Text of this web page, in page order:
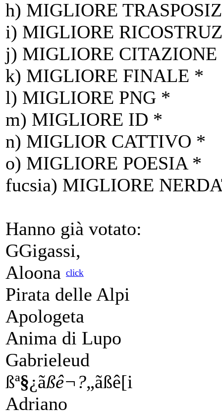
h) MIGLIORE
i) MIGLIORE
j) MIGLIORE
k) MIGLIORE FINALE *
l) MIGLIORE PNG *
m) MIGLIORE ID *
n) MIGLIOR CATTIVO *
o) MIGLIORE POESIA *
fucsia) MIGLIORE
Hanno già votato:
GGigassi,
Aloona click
Pirata delle Alpi
Apologeta
Anima di Lupo
Gabrieleud
ßª§¿ãßê¬?„ãßê[i
Adriano